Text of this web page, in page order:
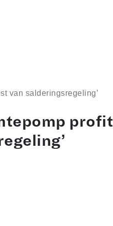
van salderingsregeling’